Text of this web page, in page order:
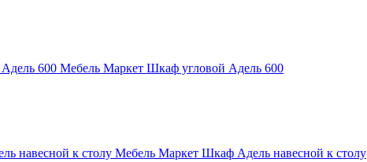
Мебель Маркет Шкаф угловой Адель 600
Мебель Маркет Шкаф Адель навесной к столу